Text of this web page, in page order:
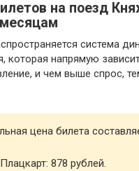
на поезд
система
которая напрямую
и чем выше спрос,
цена билета
Плацкарт: 878 рублей.